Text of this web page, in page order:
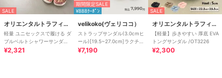
SALE
オリエンタルトラフィック
軽量 ユニセックスで履ける ダ
ブルベルトシャワーサンダ
ル/3207
¥2,321
期間限定SALE
¥888ｸｰﾎﾟﾝ
velikoko(ヴェリココ）
ストラップサンダル(3.0cmヒ
ール)[19.5~27.0cm]ラクチン
きれいシューズ
¥7,190
SALE
オリエンタルトラフィック
【軽量】歩きやすい 厚底 EVA
トングサンダル /OT3226
¥2,300